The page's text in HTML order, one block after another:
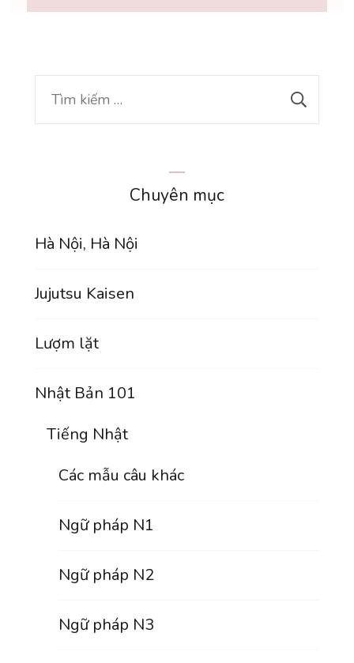
Tìm
kiếm
Chuyên mục
Hà Nội, Hà Nội
Jujutsu Kaisen
Lượm lặt
Nhật Bản 101
Tiếng Nhật
Các mẫu câu khác
Ngữ pháp N1
Ngữ pháp N2
Ngữ pháp N3